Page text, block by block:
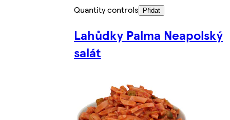
Quantity controls
Přidat
Lahůdky Palma Neapolský
salát